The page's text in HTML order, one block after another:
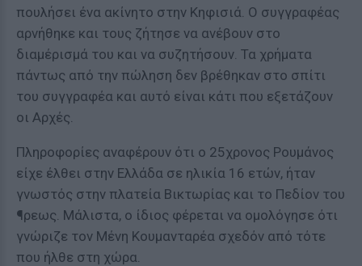
πουλήσει ένα ακίνητο στην Κηφισιά. Ο συγγραφέας
αρνήθηκε και τους ζήτησε να ανέβουν στο
διαμέρισμά του και να συζητήσουν. Τα χρήματα
πάντως από την πώληση δεν βρέθηκαν στο σπίτι
του συγγραφέα και αυτό είναι κάτι που εξετάζουν
οι Αρχές.
Πληροφορίες αναφέρουν ότι ο 25χρονος Ρουμάνος
είχε έλθει στην Ελλάδα σε ηλικία 16 ετών, ήταν
γνωστός στην πλατεία Βικτωρίας και το Πεδίον του
¶ρεως. Μάλιστα, ο ίδιος φέρεται να ομολόγησε ότι
γνώριζε τον Μένη Κουμανταρέα σχεδόν από τότε
που ήλθε στη χώρα.